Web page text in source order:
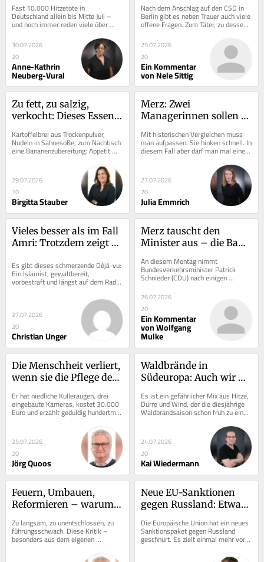
Fast 10.000 Hitzetote in
Deutschland allein bis Mitte Juli –
und noch immer reden viele über
Sommerlaune. Mich...
30.07.2026
20
Anne-Kathrin
Neuberg-Vural
Prävention
Nach dem Anschlag auf den CSD in
Berlin gibt es neben Trauer auch viele
offene Fragen. Zum Täter, zu dessen
Vorgeschichte, zur Tat selbst. Eine
Frage...
29.07.2026
20
Ein Kommentar
von Nele Sittig
Zu fett, zu salzig,
verkocht: Dieses Essen
unwürdig
Kartoffelbrei aus Trockenpulver,
Nudeln in Sahnesoße, zum Nachtisch
eine Bananenzubereitung: Appetit
macht der Blick auf ganz normale
29.07.2026
10
Birgitta Stauber
Merz: Zwei
Managerinnen sollen
warum das an 1945
erinnert
Mit historischen Vergleichen muss
man aufpassen. Sie hinken schnell. In
diesem Fall aber darf man mal einen
27.07.2026
20
Julia Emmrich
Vieles besser als im Fall
Amri: Trotzdem zeigt
Lücken
Es gibt dieses schmerzende Déjà-vu:
Ein Islamist, gewaltbereit,
vorbestraft und längst auf dem Radar
der Sicherheitsbehörden, rast mit
27.07.2026
20
Christian Unger
Merz tauscht den
Minister aus – die Bahn
besser
An diesem Montag nimmt
Bundesverkehrsminister Patrick
Schnieder (CDU) nach einigen
Urlaubstagen wohl wieder seinen
Platz im Ministerium ein. Dabei ist...
26.07.2026
20
Ein Kommentar
von Wolfgang
Mulke
Die Menschheit verliert,
wenn sie die Pflege der
Er hat niedliche Kulleraugen, drei
eingebaute Kameras, kostet 30.000
Euro und erzählt geduldig hundertmal
die gleiche Geschichte: Willi, der...
25.07.2026
20
Jörg Quoos
Waldbrände in
Südeuropa: Auch wir
Es ist ein gefährlicher Mix aus Hitze,
Dürre und Wind, der die diesjährige
Waldbrandsaison schon früh zu einer
24.07.2026
20
Kai Wiedermann
Feuern, Umbauen,
Reformieren – warum
gibt
Zu langsam, zu unentschlossen, zu
führungsschwach. Diese Kritik –
besonders aus dem eigenen
politischen Milieu – begleitet den
Neue EU-Sanktionen
gegen Russland: Etwas
Kreml Probleme
Die Europäische Union hat ein neues
Sanktionspaket gegen Russland
geschnürt. Es zielt einmal mehr vor
allem auf den russischen Finanz-